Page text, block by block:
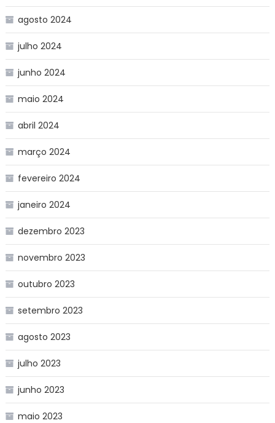
agosto 2024
julho 2024
junho 2024
maio 2024
abril 2024
março 2024
fevereiro 2024
janeiro 2024
dezembro 2023
novembro 2023
outubro 2023
setembro 2023
agosto 2023
julho 2023
junho 2023
maio 2023